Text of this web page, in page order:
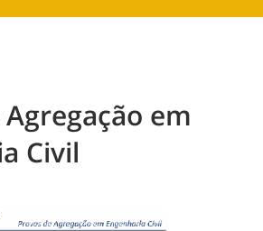
em
Civil